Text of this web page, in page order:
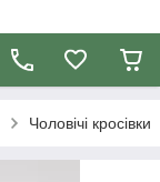
Чоловічі кросівки